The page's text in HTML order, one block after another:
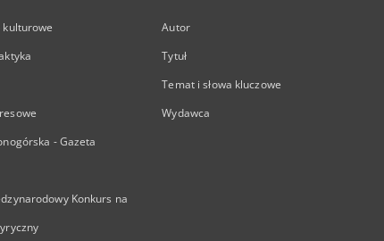
kulturowe
- Gazeta
Konkurs na
Autor
Tytuł
Temat i słowa kluczowe
Wydawca